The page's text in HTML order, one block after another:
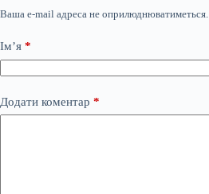
Ваша e-mail адреса не оприлюднюватиметься.
Ім’я *
Додати коментар *